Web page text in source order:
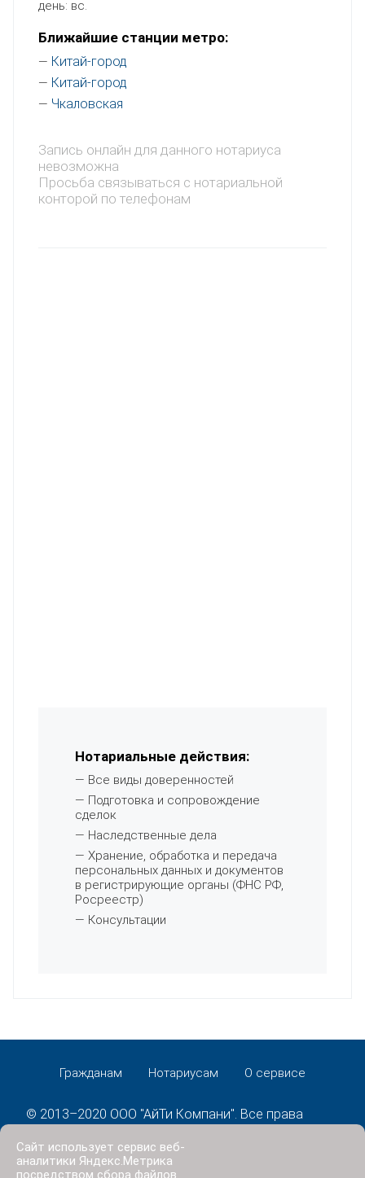
день: вс.
Ближайшие станции метро:
— Китай-город
— Китай-город
— Чкаловская
Запись онлайн для данного нотариуса
невозможна
Просьба связываться с нотариальной
конторой по телефонам
Нотариальные действия:
— Все виды доверенностей
— Подготовка и сопровождение
сделок
— Наследственные дела
— Хранение, обработка и передача
персональных данных и документов
в регистрирующие органы (ФНС РФ,
Росреестр)
— Консультации
Гражданам Нотариусам О сервисе
© 2013–2020 ООО "АйТи Компани". Все права
Политика конфиденциальности
Сайт использует сервис веб-
аналитики Яндекс.Метрика
посредством сбора файлов